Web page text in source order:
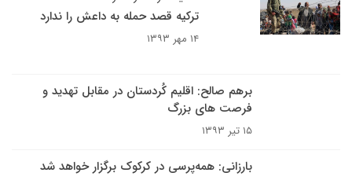
ترکیه قصد حمله به داعش را ندارد
۱۴ مهر ۱۳۹۳
برهم صالح: اقلیم کُردستان در مقابل تهدید و
فرصت های بزرگ
۱۵ تیر ۱۳۹۳
بارزانی: همه‌پرسی در کرکوک برگزار خواهد شد